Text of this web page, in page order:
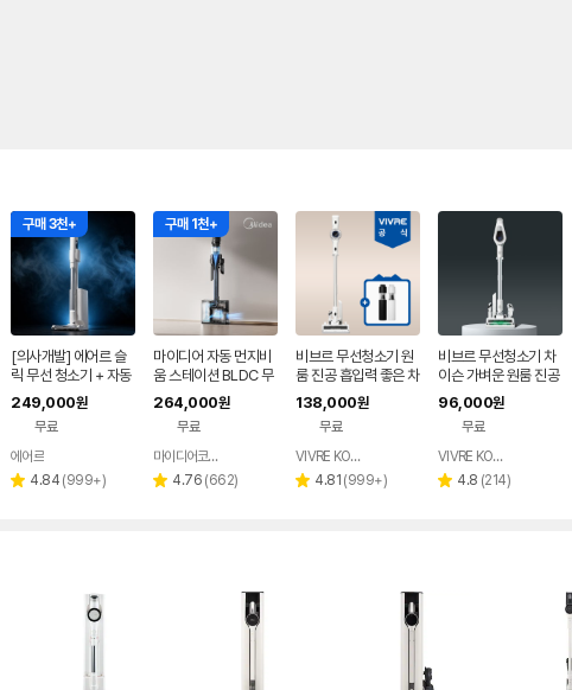
구매 3천+
[의사개발] 에어르 슬
릭 무선 청소기 + 자동
먼지비움
249,000원
무료
에어르
별 4.84 리
(999+)
구매 1천+
마이디어 자동 먼지비
움 스테이션 BLDC 무
선 청소기 블랙 MP08
KRGY-DS
264,000원
무료
페이
마이디어코리아
별 4.76 리
(662)
비브르 무선청소기 원
룸 진공 흡입력 좋은 차
이슨 청소기 BLDC 멀
티형거치대 V25000
138,000원
무료
페이
VIVRE KOREA
별 4.81 리
(999+)
비브르 무선청소기 차
이슨 가벼운 원룸 진공
저렴한 핸디 자취방 청
소기 물걸레키트포함
96,000원
무료
VIVRE KOREA
별 4.8 리
(214)